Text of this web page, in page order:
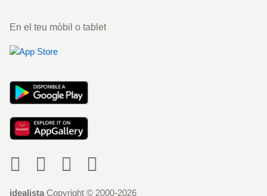
En el teu mòbil o tablet
idealista Copyright © 2000-2026